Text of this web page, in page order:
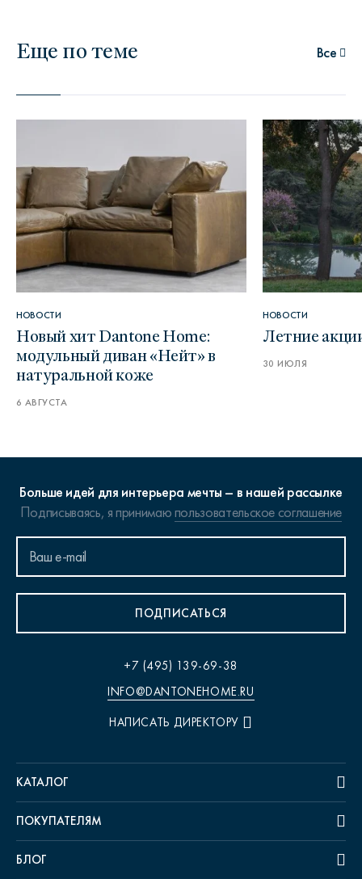
Еще по теме Все
НОВОСТИ
Новый хит Dantone Home:
модульный диван «Нейт» в
натуральной коже
6 АВГУСТА
НОВОСТИ
Летние
30 ИЮЛЯ
Больше идей для интерьера мечты – в нашей рассылке
Подписываясь, я принимаюпользовательское соглашение
ПОДПИСАТЬСЯ
+7 (495) 139-69-38
INFO@DANTONEHOME.RU
НАПИСАТЬ ДИРЕКТОРУ
КАТАЛОГ
ПОКУПАТЕЛЯМ
БЛОГ